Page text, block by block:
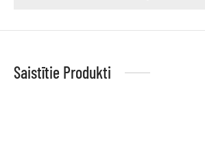
Saistītie Produkti